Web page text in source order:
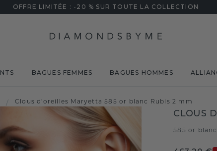
OFFRE LIMITÉE : -20 % SUR TOUTE LA COLLECTION
BAGUES FEMMES BAGUES HOMMES
/ Clous d'oreilles Maryetta 585 or blanc Rubis 2 mm
CLOUS
585 or blanc